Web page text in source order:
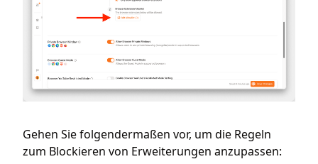
Gehen Sie folgendermaßen vor, um die Regeln
zum Blockieren von Erweiterungen anzupassen: